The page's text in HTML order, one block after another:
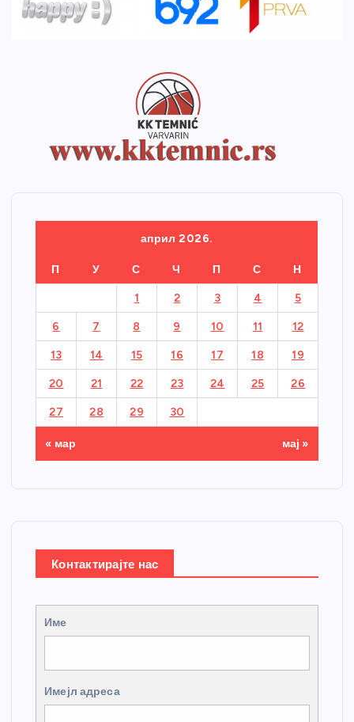
април 2026.
П У С Ч П С Н
1 2 3 4 5
6 7 8 9 10 11 12
13 14 15 16 17 18 19
20 21 22 23 24 25 26
27 28 29 30
« мар мај »
Контактирајте нас
Име
Имејл адреса